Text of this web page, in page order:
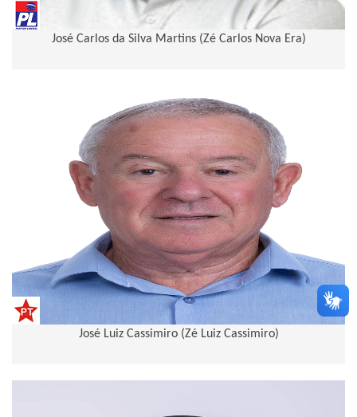
José Carlos da Silva Martins (Zé Carlos Nova Era)
José Luiz Cassimiro (Zé Luiz Cassimiro)